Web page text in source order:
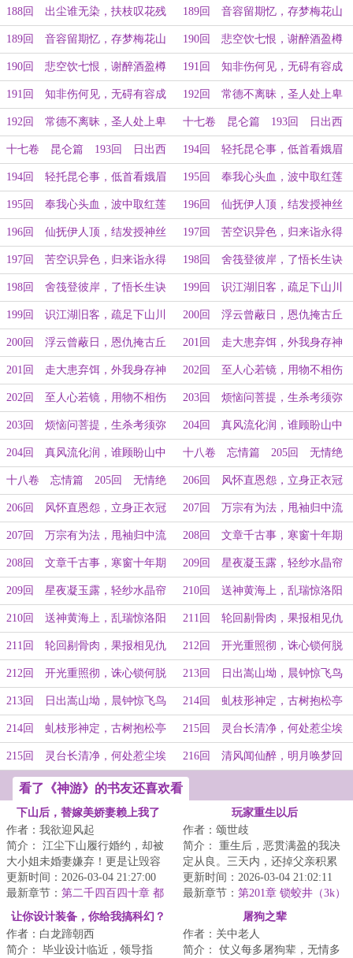
（下） （上）
188回 出尘谁无染，扶枝叹花残
（下）
189回 音容留期忆，存梦梅花山
（上）
189回 音容留期忆，存梦梅花山
（下）
190回 悲空饮七恨，谢醉酒盈樽
（上）
190回 悲空饮七恨，谢醉酒盈樽
（下）
191回 知非伤何见，无碍有容成
（上）
191回 知非伤何见，无碍有容成
（下）
192回 常德不离昧，圣人处上卑
（上）
192回 常德不离昧，圣人处上卑
（下）
十七卷 昆仑篇 193回 日出西
边雨，春水问东流（上）
十七卷 昆仑篇 193回 日出西
边雨，春水问东流（下）
194回 轻托昆仑事，低首看娥眉
（上）
194回 轻托昆仑事，低首看娥眉
（下）
195回 奉我心头血，波中取红莲
（上）
195回 奉我心头血，波中取红莲
（下）
196回 仙抚伊人顶，结发授神丝
（上）
196回 仙抚伊人顶，结发授神丝
（下）
197回 苦空识异色，归来诣永得
（上）
197回 苦空识异色，归来诣永得
（下）
198回 舍筏登彼岸，了悟长生诀
（上）
198回 舍筏登彼岸，了悟长生诀
（下）
199回 识江湖旧客，疏足下山川
（上）
199回 识江湖旧客，疏足下山川
（下）
200回 浮云曾蔽日，恩仇掩古丘
（上）
200回 浮云曾蔽日，恩仇掩古丘
（下）
201回 走大患弃饵，外我身存神
（上）
201回 走大患弃饵，外我身存神
（下）
202回 至人心若镜，用物不相伤
（上）
202回 至人心若镜，用物不相伤
（下）
203回 烦恼问菩提，生杀考须弥
（上）
203回 烦恼问菩提，生杀考须弥
（下）
204回 真风流化润，谁顾盼山中
（上）
204回 真风流化润，谁顾盼山中
（下）
十八卷 忘情篇 205回 无情绝
空阵，仙人不留神（上）
十八卷 忘情篇 205回 无情绝
空阵，仙人不留神（下）
206回 风怀直恩怨，立身正衣冠
（上）
206回 风怀直恩怨，立身正衣冠
（下）
207回 万宗有为法，甩袖归中流
（上）
207回 万宗有为法，甩袖归中流
（下）
208回 文章千古事，寒窗十年期
（上）
208回 文章千古事，寒窗十年期
（下）
209回 星夜凝玉露，轻纱水晶帘
（上）
209回 星夜凝玉露，轻纱水晶帘
（下）
210回 送神黄海上，乱瑞惊洛阳
（上）
210回 送神黄海上，乱瑞惊洛阳
（下）
211回 轮回剔骨肉，果报相见仇
（上）
211回 轮回剔骨肉，果报相见仇
（下）
212回 开光重照彻，诛心锁何脱
（上）
212回 开光重照彻，诛心锁何脱
（下）
213回 日出嵩山坳，晨钟惊飞鸟
（上）
213回 日出嵩山坳，晨钟惊飞鸟
（下）
214回 虬枝形神定，古树抱松亭
（上）
214回 虬枝形神定，古树抱松亭
（下）
215回 灵台长清净，何处惹尘埃
（上）
215回 灵台长清净，何处惹尘埃
（下）
216回 清风闻仙醉，明月唤梦回
（全书完）
看了《神游》的书友还喜欢看
下山后，替嫁美娇妻赖上我了
作者：我欲迎风起
简介： 江尘下山履行婚约，却被
大小姐未婚妻嫌弃！更是让毁容
的二小姐替姐嫁夫！
更新时间：2026-03-04 21:27:00
最新章节： 第二千四百四十章 都
不许动
玩家重生以后
作者：颂世歧
简介： 重生后，恶贯满盈的我决
定从良。三天内，还掉父亲积累
的赌债，拜入天下第一大宗门，
找到前...
更新时间：2026-03-04 21:02:11
最新章节： 第201章 锁蛟井（3k）
让你设计装备，你给我搞科幻？
作者：白龙蹄朝西
简介： 毕业设计临近，领导指
屠狗之辈
作者：关中老人
简介： 仗义每多屠狗辈，无情多